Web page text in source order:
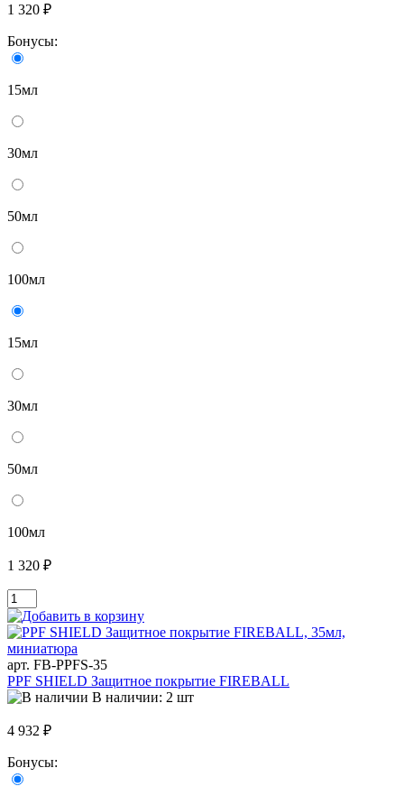
1 320 ₽
Бонусы:
15мл
30мл
50мл
100мл
15мл
30мл
50мл
100мл
1 320 ₽
арт. FB-PPFS-35
PPF SHIELD Защитное покрытие FIREBALL
В наличии: 2 шт
4 932 ₽
Бонусы: